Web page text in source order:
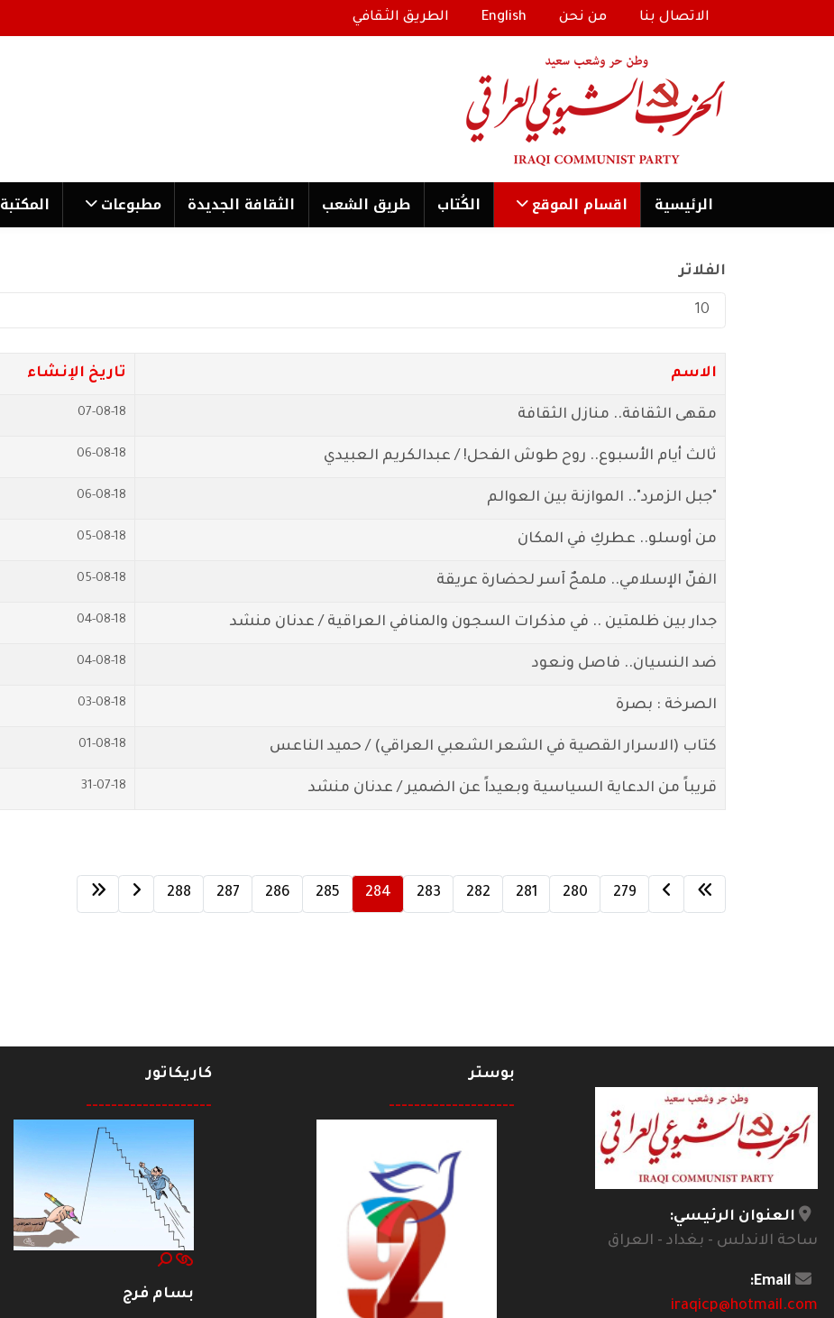
الاتصال بنا من نحن English الطريق الثقافي
الرئیسية اقسام الموقع الكُتاب طریق الشعب الثقافة الجدیدة مطبوعات المكتبة
الفلاتر
عدد الإظهارات:
الاسم تاريخ الإنشاء
مقهى الثقافة.. منازل الثقافة 07-08-18
ثالث أيام الأسبوع.. روح طوش الفحل! / عبدالكريم العبيدي 06-08-18
"جبل الزمرد".. الموازنة بين العوالم 06-08-18
من أوسلو.. عطركِ في المكان 05-08-18
الفنّ الإسلامي.. ملمحٌ آسر لحضارة عريقة 05-08-18
جدار بين ظلمتين .. في مذكرات السجون والمنافي العراقية / عدنان منشد 04-08-18
ضد النسيان.. فاصل ونعود 04-08-18
الصرخة : بصرة 03-08-18
كتاب (الاسرار القصية في الشعر الشعبي العراقي) / حميد الناعس 01-08-18
قريباً من الدعاية السياسية وبعيداً عن الضمير / عدنان منشد 31-07-18
279
280
281
282
283
284
285
286
287
288
العنوان الرئيسي:
ساحة الاندلس - بغداد - العراق
Email:
iraqicp@hotmail.com
بوستر
--------------------
كاريكاتور
--------------------
بسام فرج